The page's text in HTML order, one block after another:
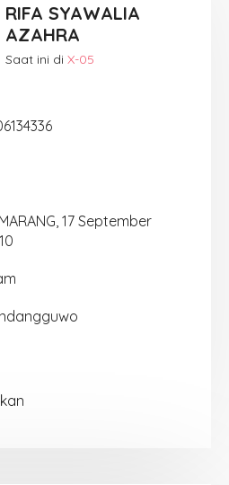
RIFA SYAWALIA
AZAHRA
Saat ini diX-05
17 September